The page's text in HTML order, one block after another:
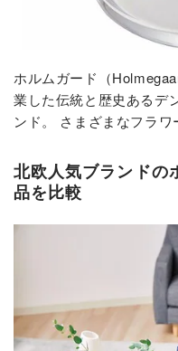
ホルムガード（
業した伝統と歴史あるデ
ンド。 さまざまなフラワ
北欧人気ブランドの
品を比較